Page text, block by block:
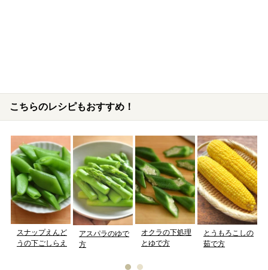
こちらのレシピもおすすめ！
スナップえんど
うの下ごしらえ
アスパラのゆで
方
オクラの下処理
とゆで方
とうもろこしの
茹で方